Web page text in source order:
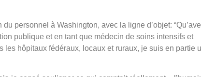
personnel à Washington, avec la ligne d’objet:
publique et en tant que médecin de soins intensifs et
hôpitaux fédéraux, locaux et ruraux, je suis en partie